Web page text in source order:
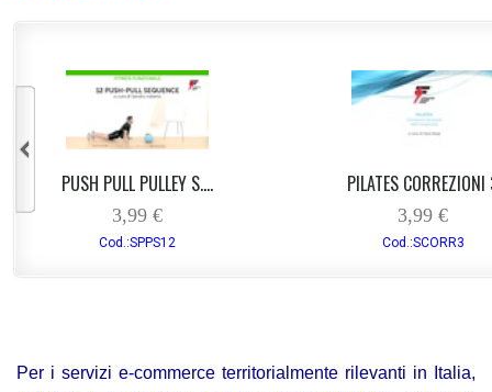
PUSH PULL PULLEY S....
3,99 €
Cod.:SPPS12
PILATES
3,99 €
Cod.:SCORR3
Per i servizi e-commerce territorialmente rilevanti in Italia,